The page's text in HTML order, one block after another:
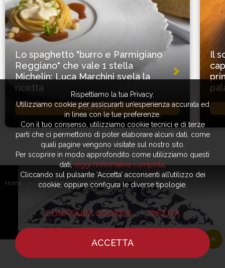
Lo spaghetto "burro e Parmigiano
Reggiano" che vale 1 stella
Michelin: Luca Marchini svela la
ricetta
PRIMI PIATTI
Il
Home Dove mangiare in Italia
Rispettiamo la tua Privacy.
Utilizziamo cookie per assicurarti un’esperienza accurata ed
in linea con le tue preferenze.
Con il tuo consenso, utilizziamo cookie tecnici e di terze
parti che ci permettono di poter elaborare alcuni dati, come
quali pagine vengono visitate sul nostro sito.
Per scoprire in modo approfondito come utilizziamo questi
dati,leggi l’informativa completa.
Cliccando sul pulsante ‘Accetta’ acconsenti all’utilizzo dei
cookie, oppure configura le diverse tipologie.
CONFIGURA COOKIES RIFIUTA
ACCETTA